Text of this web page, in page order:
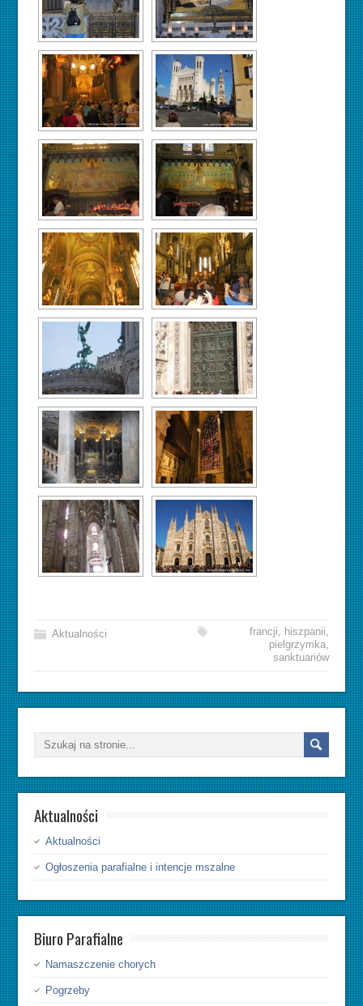
Aktualności francji, hiszpanii,
pielgrzymka,
sanktuariów
Aktualności
Aktualności
Ogłoszenia parafialne i intencje mszalne
Biuro Parafialne
Namaszczenie chorych
Pogrzeby